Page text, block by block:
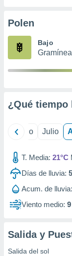
e
mediante
de
Polen
Bajo
¿Qué tiempo
Junio Julio
T. Media: 21°C
Días de lluvia: 5
Acum. de lluvia:
Viento medio:
Salida y
Salida del sol